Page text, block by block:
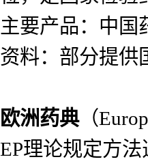
主要产品：中国
资料：部分提供
欧洲药典（
EP理论规定方